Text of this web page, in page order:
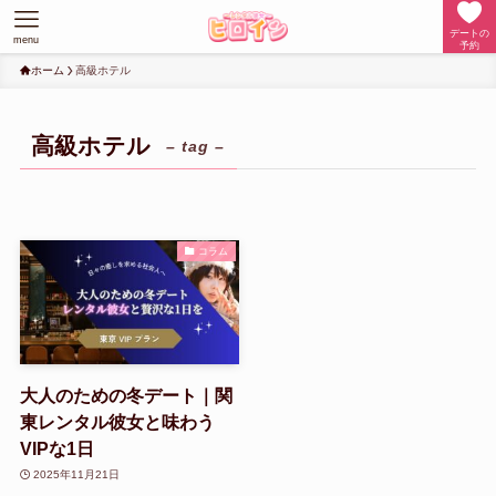
デートの
予約
menu
ホーム 高級ホテル
高級ホテル – tag –
コラム
大人のための冬デート｜関
東レンタル彼女と味わう
VIPな1日
2025年11月21日